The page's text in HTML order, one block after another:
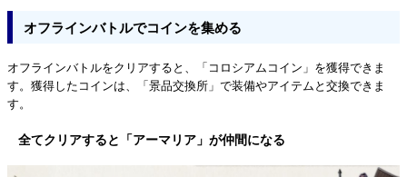
オフラインバトルでコインを集める
オフラインバトルをクリアすると、「コロシアムコイン」を獲得できま
す。獲得したコインは、「景品交換所」で装備やアイテムと交換できま
す。
全てクリアすると「アーマリア」が仲間になる